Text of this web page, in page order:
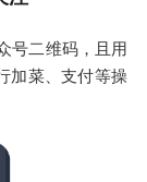
号二维码，且用
加菜、支付等操